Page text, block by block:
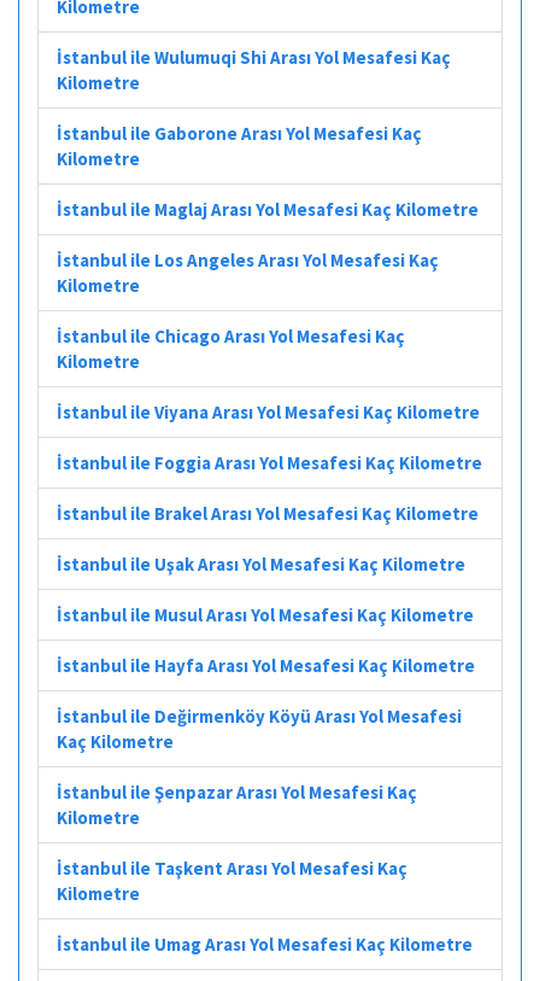
Kilometre
İstanbul ile Wulumuqi Shi Arası Yol Mesafesi Kaç
Kilometre
İstanbul ile Gaborone Arası Yol Mesafesi Kaç
Kilometre
İstanbul ile Maglaj Arası Yol Mesafesi Kaç Kilometre
İstanbul ile Los Angeles Arası Yol Mesafesi Kaç
Kilometre
İstanbul ile Chicago Arası Yol Mesafesi Kaç
Kilometre
İstanbul ile Viyana Arası Yol Mesafesi Kaç Kilometre
İstanbul ile Foggia Arası Yol Mesafesi Kaç Kilometre
İstanbul ile Brakel Arası Yol Mesafesi Kaç Kilometre
İstanbul ile Uşak Arası Yol Mesafesi Kaç Kilometre
İstanbul ile Musul Arası Yol Mesafesi Kaç Kilometre
İstanbul ile Hayfa Arası Yol Mesafesi Kaç Kilometre
İstanbul ile Değirmenköy Köyü Arası Yol Mesafesi
Kaç Kilometre
İstanbul ile Şenpazar Arası Yol Mesafesi Kaç
Kilometre
İstanbul ile Taşkent Arası Yol Mesafesi Kaç
Kilometre
İstanbul ile Umag Arası Yol Mesafesi Kaç Kilometre